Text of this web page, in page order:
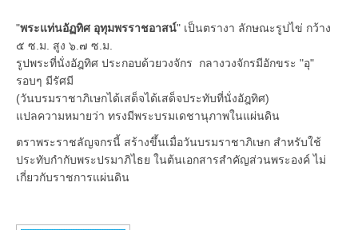
"พระแท่นอัฏทิศ อุทุมพรราชอาสน์" เป็นตรางา ลักษณะรูปไข่ กว้าง
๕ ซ.ม. สูง ๖.๗ ซ.ม.
รูปพระที่นั่งอัฎทิศ ประกอบด้วยวงจักร กลางวงจักรมีอักขระ "อุ"
รอบๆ มีรัศมี
(วันบรมราชาภิเษกได้เสด็จได้เสด็จประทับที่นั่งอัฎทิศ)
แปลความหมายว่า ทรงมีพระบรมเดชานุภาพในแผ่นดิน
ตราพระราชลัญจกรนี้ สร้างขึ้นเมื่อวันบรมราชาภิเษก สำหรับใช้
ประทับกำกับพระปรมาภิไธย ในต้นเอกสารสำคัญส่วนพระองค์ ไม่
เกี่ยวกับราชการแผ่นดิน